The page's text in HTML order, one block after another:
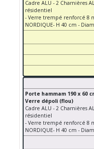
Cadre ALU - 2 Charnières
résidentiel
- Verre trempé renforcé 8
NORDIQUE- H 40 cm -
Porte hammam 190 x 60
Verre dépoli (flou)
Cadre ALU - 2 Charnières
résidentiel
- Verre trempé renforcé 8
NORDIQUE- H 40 cm -